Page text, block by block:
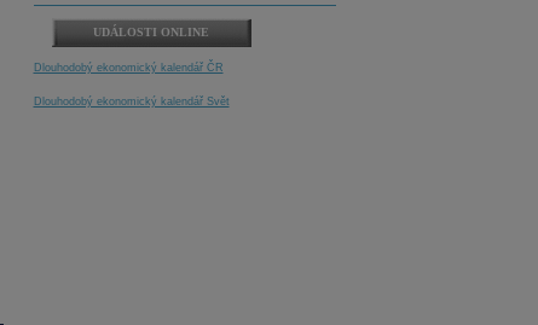
UDÁLOSTI ONLINE
Dlouhodobý ekonomický kalendář ČR
Dlouhodobý ekonomický kalendář Svět